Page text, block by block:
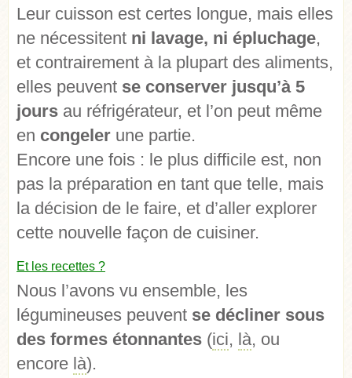
Leur cuisson est certes longue, mais elles
ne nécessitent ni lavage, ni épluchage,
et contrairement à la plupart des aliments,
elles peuvent se conserver jusqu’à 5
jours au réfrigérateur, et l’on peut même
en congeler une partie.
Encore une fois : le plus difficile est, non
pas la préparation en tant que telle, mais
la décision de le faire, et d’aller explorer
cette nouvelle façon de cuisiner.
Et les recettes ?
Nous l’avons vu ensemble, les
légumineuses peuvent se décliner sous
des formes étonnantes (ici, là, ou
encore là).